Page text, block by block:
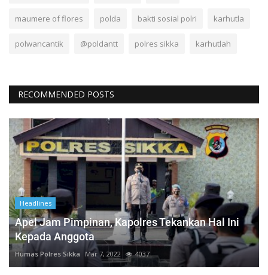
maumere of flores polda bakti sosial polri karhutla
polwancantik @poldantt polres sikka karhutlah
RECOMMENDED POSTS
Headlines
Apel Jam Pimpinan, Kapolres Tekankan Hal Ini
Kepada Anggota
Humas Polres Sikka Mar 7, 2022 4037